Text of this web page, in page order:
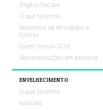
Órgãos Sociais
O que fazemos
Relatórios de Atividades e
Contas
Quem Somos 2026
Representações em parceria
ENVELHECIMENTO
O que fazemos
Notícias